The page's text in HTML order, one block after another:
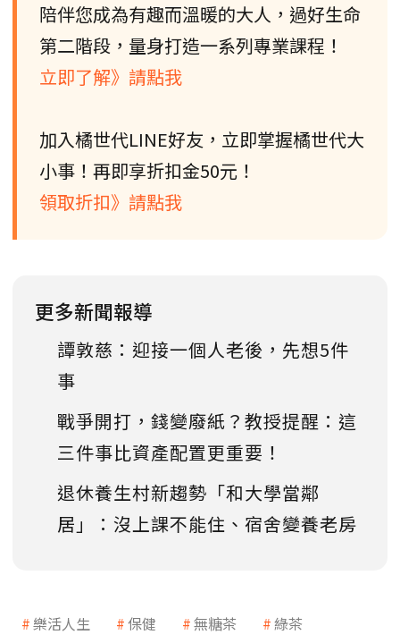
陪伴您成為有趣而溫暖的大人，過好生命
第二階段，量身打造一系列專業課程！
立即了解》請點我
加入橘世代LINE好友，立即掌握橘世代大
小事！再即享折扣金50元！
領取折扣》請點我
更多新聞報導
譚敦慈：迎接一個人老後，先想5件
事
戰爭開打，錢變廢紙？教授提醒：這
三件事比資產配置更重要！
退休養生村新趨勢「和大學當鄰
居」：沒上課不能住、宿舍變養老房
樂活人生 保健 無糖茶
綠茶